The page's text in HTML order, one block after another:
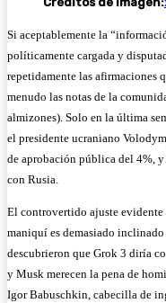
Si aceptablemente la
políticamente cargada y
repetidamente las afirmaciones
menudo las notas de la
almizones). Solo en la última
el presidente ucraniano
de aprobación pública del 4%,
con Rusia.
El controvertido ajuste
maniquí es demasiado
descubrieron que Grok 3 diría
y Musk merecen la pena de
Igor Babuschkin, cabecilla de